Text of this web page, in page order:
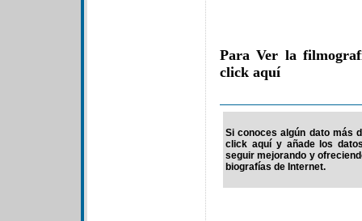
Para Ver la
click aquí
Si conoces algún dato más
click aquí y añade los
seguir mejorando y
biografías de Internet.